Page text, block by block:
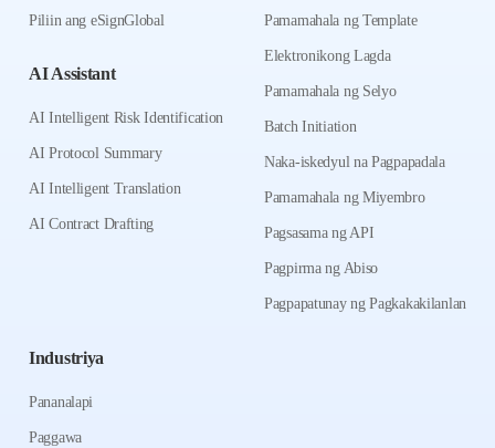
Piliin ang eSignGlobal
AI Assistant
AI Intelligent Risk Identification
AI Protocol Summary
AI Intelligent Translation
AI Contract Drafting
Pamamahala ng Template
Elektronikong Lagda
Pamamahala ng Selyo
Batch Initiation
Naka-iskedyul na Pagpapadala
Pamamahala ng Miyembro
Pagsasama ng API
Pagpirma ng Abiso
Pagpapatunay ng Pagkakakilanlan
Industriya
Pananalapi
Paggawa